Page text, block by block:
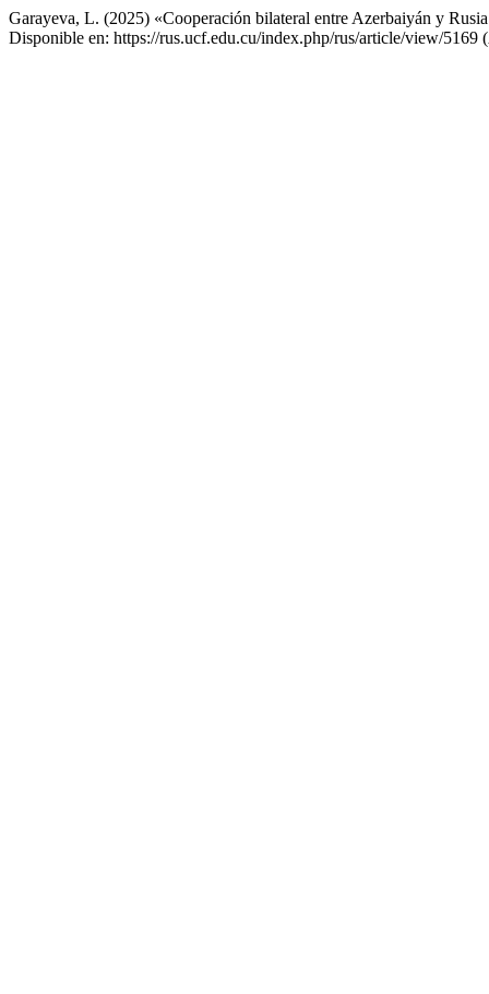
Garayeva, L. (2025) «Cooperación bilateral entre Azerbaiyán y
Disponible en: https://rus.ucf.edu.cu/index.php/rus/article/view/5169